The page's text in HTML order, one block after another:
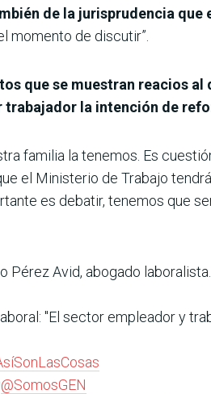
de la jurisprudencia que
momento de discutir”.
que se muestran reacios al
trabajador la intención de
familia la tenemos. Es
el Ministerio de Trabajo
es debatir, tenemos que
Pérez Avid, abogado laboralista.
"El sector empleador y
@SomosGEN